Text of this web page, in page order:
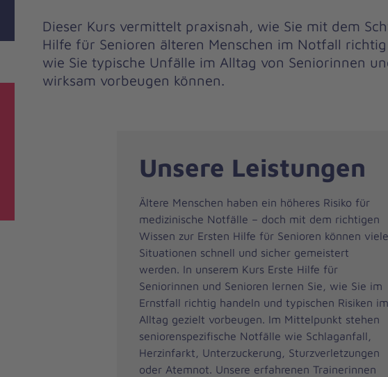
Dieser Kurs vermittelt praxisnah, wie Sie mit dem
Hilfe für Senioren älteren Menschen im Notfall
wie Sie typische Unfälle im Alltag von Seniorinnen
wirksam vorbeugen können.
Unsere Leistungen
Ältere Menschen haben ein höheres Risiko für
medizinische Notfälle – doch mit dem richtigen
Wissen zur Ersten Hilfe für Senioren können viele
Situationen schnell und sicher gemeistert
werden. In unserem Kurs Erste Hilfe für
Seniorinnen und Senioren lernen Sie, wie Sie im
Ernstfall richtig handeln und typischen Risiken im
Alltag gezielt vorbeugen. Im Mittelpunkt stehen
seniorenspezifische Notfälle wie Schlaganfall,
Herzinfarkt, Unterzuckerung, Sturzverletzungen
oder Atemnot. Unsere erfahrenen Trainerinnen